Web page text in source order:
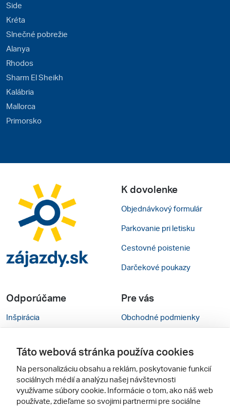
Side
Kréta
Slnečné pobrežie
Alanya
Rhodos
Sharm El Sheikh
Kalábria
Mallorca
Primorsko
K dovolenke
Objednávkový formulár
Parkovanie pri letisku
Cestovné poistenie
Darčekové poukazy
Odporúčame
Inšpirácia
Cestovné kancelárie
Zájezdy.cz
Pre vás
Obchodné podmienky
Nastavenie cookies
Mobilná verzia webu
Táto webová stránka používa cookies
Na personalizáciu obsahu a reklám, poskytovanie funkcií
sociálnych médií a analýzu našej návštevnosti
využívame súbory cookie. Informácie o tom, ako náš web
používate, zdieľame so svojimi partnermi pre sociálne